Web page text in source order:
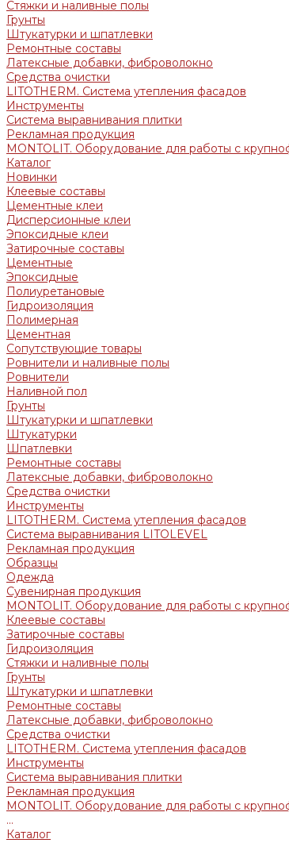
Стяжки и наливные полы
Грунты
Штукатурки и шпатлевки
Ремонтные составы
Латексные добавки, фиброволокно
Средства очистки
LITOTHERM. Система утепления фасадов
Инструменты
Система выравнивания плитки
Рекламная продукция
MONTOLIT. Оборудование для работы с
Каталог
Новинки
Клеевые составы
Цементные клеи
Дисперсионные клеи
Эпоксидные клеи
Затирочные составы
Цементные
Эпоксидные
Полиуретановые
Гидроизоляция
Полимерная
Цементная
Сопутствующие товары
Ровнители и наливные полы
Ровнители
Наливной пол
Грунты
Штукатурки и шпатлевки
Штукатурки
Шпатлевки
Ремонтные составы
Латексные добавки, фиброволокно
Средства очистки
Инструменты
LITOTHERM. Система утепления фасадов
Система выравнивания LITOLEVEL
Рекламная продукция
Образцы
Одежда
Сувенирная продукция
MONTOLIT. Оборудование для работы с
Клеевые составы
Затирочные составы
Гидроизоляция
Стяжки и наливные полы
Грунты
Штукатурки и шпатлевки
Ремонтные составы
Латексные добавки, фиброволокно
Средства очистки
LITOTHERM. Система утепления фасадов
Инструменты
Система выравнивания плитки
Рекламная продукция
MONTOLIT. Оборудование для работы с
...
Каталог